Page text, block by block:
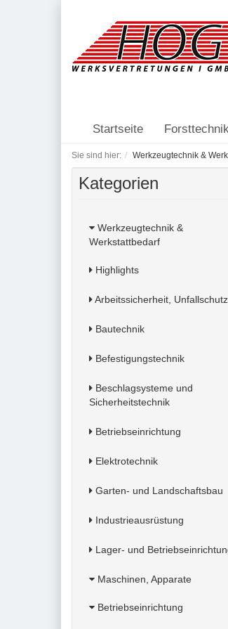
Startseite
Sie sind hier: Werkzeugtechnik &
Kategorien
Werkzeugtechnik &
Werkstattbedarf
Highlights
Arbeitssicherheit, Unfallschutz
Bautechnik
Befestigungstechnik
Beschlagsysteme und
Sicherheitstechnik
Betriebseinrichtung
Elektrotechnik
Garten- und Landschaftsbau
Industrieausrüstung
Lager- und
Maschinen, Apparate
Betriebseinrichtung